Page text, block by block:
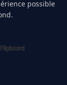
possible